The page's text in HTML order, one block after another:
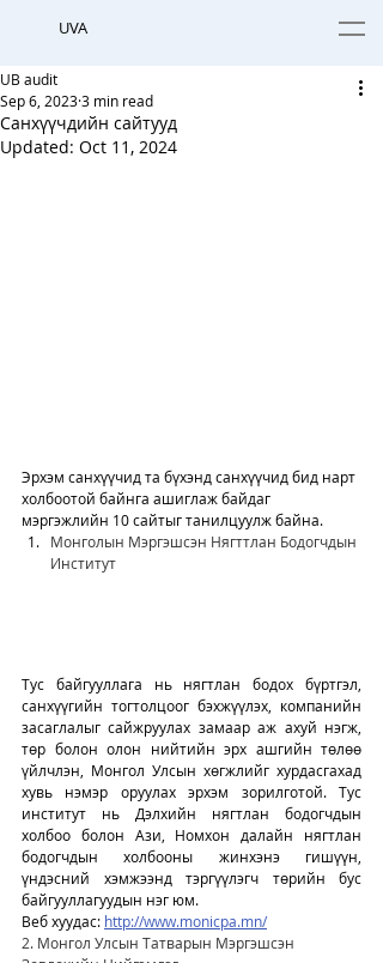
UVA
Санхүүчдийн сайтууд
UB audit
Sep 6, 20233 min read
Updated: Oct 11, 2024
Эрхэм санхүүчид та бүхэнд санхүүчид бид нарт
холбоотой байнга ашиглаж байдаг
мэргэжлийн 10 сайтыг танилцуулж байна.
Монголын Мэргэшсэн Нягттлан Бодогчдын
Институт
Тус байгууллага нь нягтлан бодох бүртгэл,
санхүүгийн тогтолцоог бэхжүүлэх, компанийн
засаглалыг сайжруулах замаар аж ахуй нэгж,
төр болон олон нийтийн эрх ашгийн төлөө
үйлчлэн, Монгол Улсын хөгжлийг хурдасгахад
хувь нэмэр оруулах эрхэм зорилготой. Тус
институт нь Дэлхийн нягтлан бодогчдын
холбоо болон Ази, Номхон далайн нягтлан
бодогчдын холбооны жинхэнэ гишүүн,
үндэсний хэмжээнд тэргүүлэгч төрийн бус
байгууллагуудын нэг юм.
Веб хуудас: http://www.monicpa.mn/
2. Монгол Улсын Татварын Мэргэшсэн